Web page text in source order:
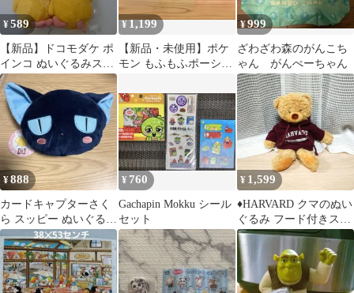
¥589
【新品】ドコモダケ ポ
インコ ぬいぐるみスト
ラップ セット
¥1,199
【新品・未使用】ポケ
モン もふもふポーシェ
¥999
ざわざわ森のがんこち
ゃん がんぺーちゃん
¥888
カードキャプターさく
ら スッピー ぬいぐるみ
パスケース
¥ 760
Gachapin Mokku シール
セット
¥ 1,599
♦HARVARD クマのぬい
ぐるみ フード付きスウ
ェット♦